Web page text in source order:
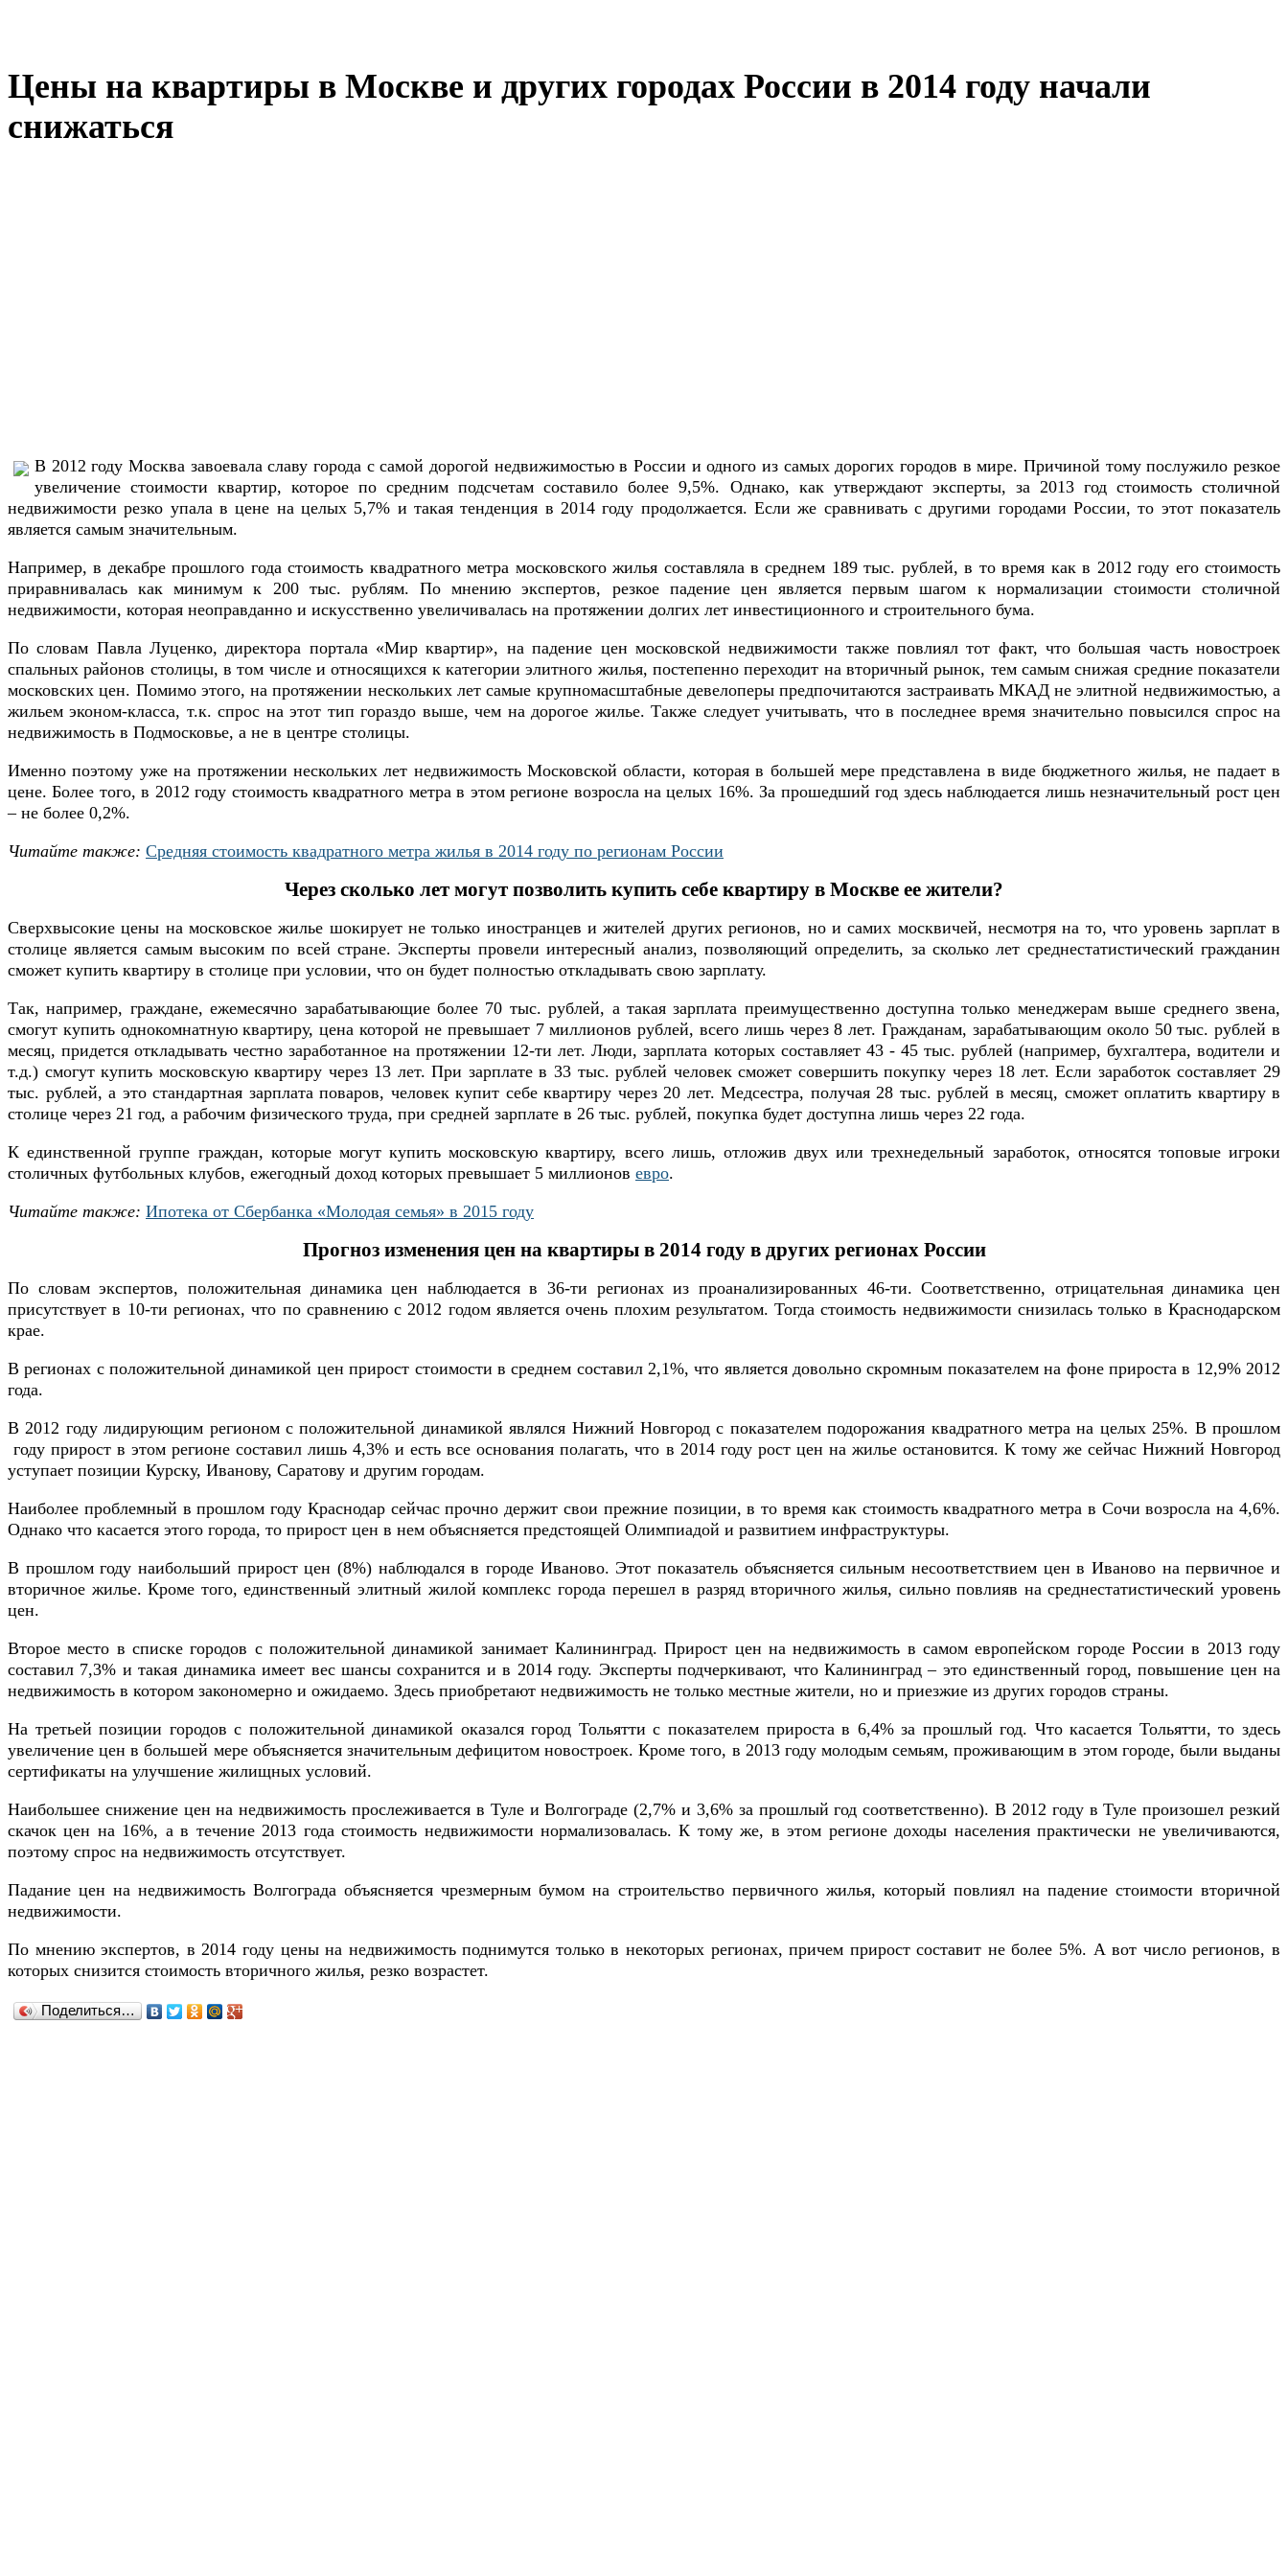
Цены на квартиры в Москве и других городах России в 2014 году начали
снижаться
В 2012 году Москва завоевала славу города с самой дорогой недвижимостью в России и одного из самых дорогих городов в мире. Причиной тому послужило резкое
увеличение стоимости квартир, которое по средним подсчетам составило более 9,5%. Однако, как утверждают эксперты, за 2013 год стоимость столичной
недвижимости резко упала в цене на целых 5,7% и такая тенденция в 2014 году продолжается. Если же сравнивать с другими городами России, то этот показатель
является самым значительным.
Например, в декабре прошлого года стоимость квадратного метра московского жилья составляла в среднем 189 тыс. рублей, в то время как в 2012 году его стоимость
приравнивалась как минимум к 200 тыс. рублям. По мнению экспертов, резкое падение цен является первым шагом к нормализации стоимости столичной
недвижимости, которая неоправданно и искусственно увеличивалась на протяжении долгих лет инвестиционного и строительного бума.
По словам Павла Луценко, директора портала «Мир квартир», на падение цен московской недвижимости также повлиял тот факт, что большая часть новостроек
спальных районов столицы, в том числе и относящихся к категории элитного жилья, постепенно переходит на вторичный рынок, тем самым снижая средние показатели
московских цен. Помимо этого, на протяжении нескольких лет самые крупномасштабные девелоперы предпочитаются застраивать МКАД не элитной недвижимостью, а
жильем эконом-класса, т.к. спрос на этот тип гораздо выше, чем на дорогое жилье. Также следует учитывать, что в последнее время значительно повысился спрос на
недвижимость в Подмосковье, а не в центре столицы.
Именно поэтому уже на протяжении нескольких лет недвижимость Московской области, которая в большей мере представлена в виде бюджетного жилья, не падает в
цене. Более того, в 2012 году стоимость квадратного метра в этом регионе возросла на целых 16%. За прошедший год здесь наблюдается лишь незначительный рост цен
– не более 0,2%.
Читайте также: Средняя стоимость квадратного метра жилья в 2014 году по регионам России
Через сколько лет могут позволить купить себе квартиру в Москве ее жители?
Сверхвысокие цены на московское жилье шокирует не только иностранцев и жителей других регионов, но и самих москвичей, несмотря на то, что уровень зарплат в
столице является самым высоким по всей стране. Эксперты провели интересный анализ, позволяющий определить, за сколько лет среднестатистический гражданин
сможет купить квартиру в столице при условии, что он будет полностью откладывать свою зарплату.
Так, например, граждане, ежемесячно зарабатывающие более 70 тыс. рублей, а такая зарплата преимущественно доступна только менеджерам выше среднего звена,
смогут купить однокомнатную квартиру, цена которой не превышает 7 миллионов рублей, всего лишь через 8 лет. Гражданам, зарабатывающим около 50 тыс. рублей в
месяц, придется откладывать честно заработанное на протяжении 12-ти лет. Люди, зарплата которых составляет 43 - 45 тыс. рублей (например, бухгалтера, водители и
т.д.) смогут купить московскую квартиру через 13 лет. При зарплате в 33 тыс. рублей человек сможет совершить покупку через 18 лет. Если заработок составляет 29
тыс. рублей, а это стандартная зарплата поваров, человек купит себе квартиру через 20 лет. Медсестра, получая 28 тыс. рублей в месяц, сможет оплатить квартиру в
столице через 21 год, а рабочим физического труда, при средней зарплате в 26 тыс. рублей, покупка будет доступна лишь через 22 года.
К единственной группе граждан, которые могут купить московскую квартиру, всего лишь, отложив двух или трехнедельный заработок, относятся топовые игроки
столичных футбольных клубов, ежегодный доход которых превышает 5 миллионов евро.
Читайте также: Ипотека от Сбербанка «Молодая семья» в 2015 году
Прогноз изменения цен на квартиры в 2014 году в других регионах России
По словам экспертов, положительная динамика цен наблюдается в 36-ти регионах из проанализированных 46-ти. Соответственно, отрицательная динамика цен
присутствует в 10-ти регионах, что по сравнению с 2012 годом является очень плохим результатом. Тогда стоимость недвижимости снизилась только в Краснодарском
крае.
В регионах с положительной динамикой цен прирост стоимости в среднем составил 2,1%, что является довольно скромным показателем на фоне прироста в 12,9% 2012
года.
В 2012 году лидирующим регионом с положительной динамикой являлся Нижний Новгород с показателем подорожания квадратного метра на целых 25%. В прошлом
году прирост в этом регионе составил лишь 4,3% и есть все основания полагать, что в 2014 году рост цен на жилье остановится. К тому же сейчас Нижний Новгород
уступает позиции Курску, Иванову, Саратову и другим городам.
Наиболее проблемный в прошлом году Краснодар сейчас прочно держит свои прежние позиции, в то время как стоимость квадратного метра в Сочи возросла на 4,6%.
Однако что касается этого города, то прирост цен в нем объясняется предстоящей Олимпиадой и развитием инфраструктуры.
В прошлом году наибольший прирост цен (8%) наблюдался в городе Иваново. Этот показатель объясняется сильным несоответствием цен в Иваново на первичное и
вторичное жилье. Кроме того, единственный элитный жилой комплекс города перешел в разряд вторичного жилья, сильно повлияв на среднестатистический уровень
цен.
Второе место в списке городов с положительной динамикой занимает Калининград. Прирост цен на недвижимость в самом европейском городе России в 2013 году
составил 7,3% и такая динамика имеет вес шансы сохранится и в 2014 году. Эксперты подчеркивают, что Калининград – это единственный город, повышение цен на
недвижимость в котором закономерно и ожидаемо. Здесь приобретают недвижимость не только местные жители, но и приезжие из других городов страны.
На третьей позиции городов с положительной динамикой оказался город Тольятти с показателем прироста в 6,4% за прошлый год. Что касается Тольятти, то здесь
увеличение цен в большей мере объясняется значительным дефицитом новостроек. Кроме того, в 2013 году молодым семьям, проживающим в этом городе, были выданы
сертификаты на улучшение жилищных условий.
Наибольшее снижение цен на недвижимость прослеживается в Туле и Волгограде (2,7% и 3,6% за прошлый год соответственно). В 2012 году в Туле произошел резкий
скачок цен на 16%, а в течение 2013 года стоимость недвижимости нормализовалась. К тому же, в этом регионе доходы населения практически не увеличиваются,
поэтому спрос на недвижимость отсутствует.
Падание цен на недвижимость Волгограда объясняется чрезмерным бумом на строительство первичного жилья, который повлиял на падение стоимости вторичной
недвижимости.
По мнению экспертов, в 2014 году цены на недвижимость поднимутся только в некоторых регионах, причем прирост составит не более 5%. А вот число регионов, в
которых снизится стоимость вторичного жилья, резко возрастет.
Поделиться…